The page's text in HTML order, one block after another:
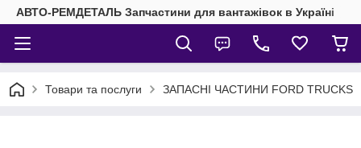
АВТО-РЕМДЕТАЛЬ Запчастини для вантажівок в Україні
Товари та послуги ЗАПАСНІ ЧАСТИНИ FORD TRUCKS